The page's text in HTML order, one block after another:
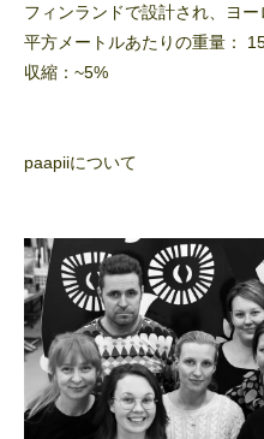
フィンランドで設計され、ヨー
平方メートルあたりの重量：
収縮：~5%
paapiiについて